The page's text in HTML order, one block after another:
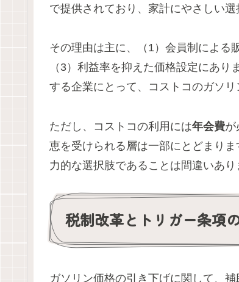
で提供されており、家計にやさしい選
その理由は主に、（1）会員制による
（3）利益率を抑えた価格設定にあ
する企業にとって、コストコのガソ
ただし、コストコの利用には年会費が
恵を受けられる層は一部にとどまり
力的な選択肢であることは間違いあり
税制改革とトリガー条項
ガソリン価格の引き下げに関して、